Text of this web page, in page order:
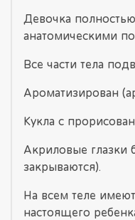
Девочка
анатомическими
Все части тела
Ароматизирован
Кукла с
Акриловые глазки
закрываются).
На всем теле
настоящего